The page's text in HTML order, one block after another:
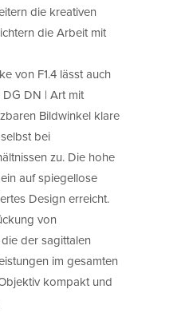
die kreativen
die Arbeit mit
von F1.4 lässt auch
DG DN | Art mit
Bildwinkel klare
bei
zu. Die hohe
auf spiegellose
Design erreicht.
von
der sagittalen
im gesamten
kompakt und